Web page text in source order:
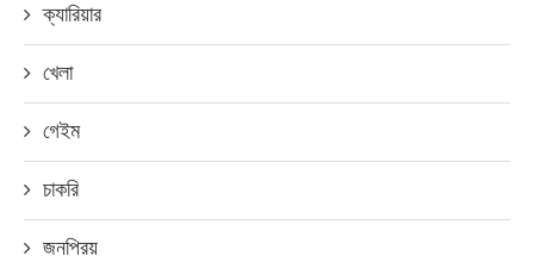
ক্যারিয়ার
খেলা
গেইম
চাকরি
জনপ্রিয়